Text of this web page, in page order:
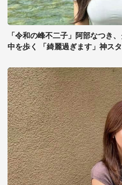
「令和の峰不二子」阿部なつき
中を歩く 「綺麗過ぎます」神ス